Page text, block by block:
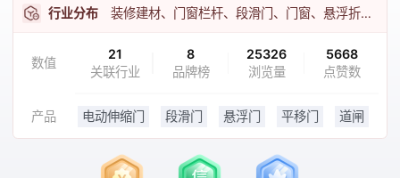
行业分布 装修建材、门窗栏杆、段滑门、门窗、悬浮折叠门
数值
21
关联行业
8
品牌榜
25326
浏览量
5668
点赞数
产品 电动伸缩门 段滑门 悬浮门 平移门
道闸
升降柱
翻版路障机 停车场系统
岗亭
危废房等全系列出入口安防产品